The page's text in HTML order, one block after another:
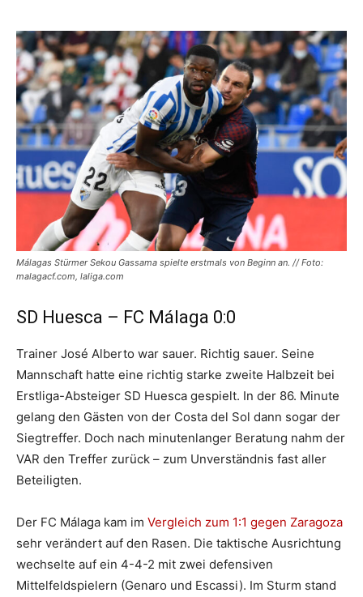
Málagas Stürmer Sekou Gassama spielte erstmals von Beginn an. // Foto:
malagacf.com, laliga.com
SD Huesca – FC Málaga 0:0
Trainer José Alberto war sauer. Richtig sauer. Seine
Mannschaft hatte eine richtig starke zweite Halbzeit bei
Erstliga-Absteiger SD Huesca gespielt. In der 86. Minute
gelang den Gästen von der Costa del Sol dann sogar der
Siegtreffer. Doch nach minutenlanger Beratung nahm der
VAR den Treffer zurück – zum Unverständnis fast aller
Beteiligten.
Der FC Málaga kam im Vergleich zum 1:1 gegen Zaragoza
sehr verändert auf den Rasen. Die taktische Ausrichtung
wechselte auf ein 4-4-2 mit zwei defensiven
Mittelfeldspielern (Genaro und Escassi). Im Sturm stand